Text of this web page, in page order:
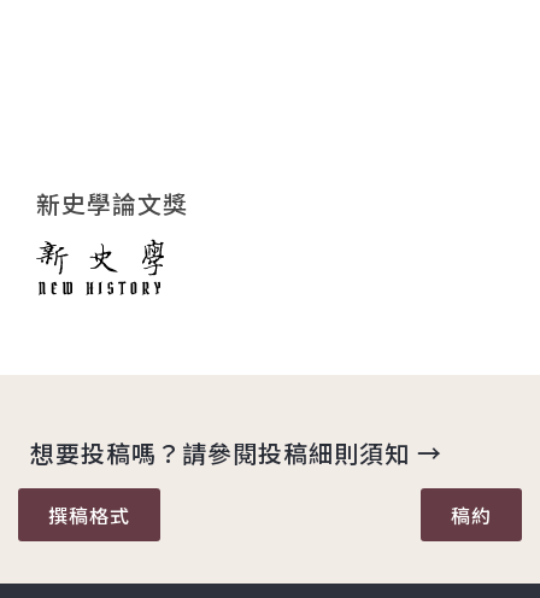
新史學論文獎
想要投稿嗎？請參閱投稿細則須知 →
撰稿格式 稿約